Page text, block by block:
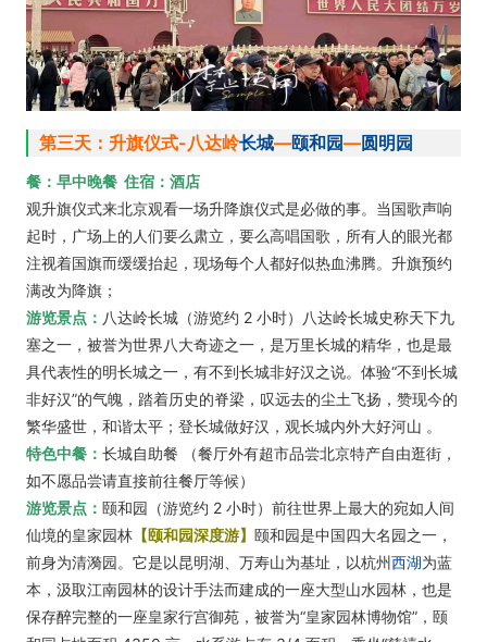
第三天：升旗仪式-八达岭长城—颐和园—圆明园
餐：早中晚餐 住宿：酒店
观升旗仪式来北京观看一场升降旗仪式是必做的事。当国歌声响
起时，广场上的人们要么肃立，要么高唱国歌，所有人的眼光都
注视着国旗而缓缓抬起，现场每个人都好似热血沸腾。升旗预约
满改为降旗；
游览景点： 八达岭长城（游览约 2 小时）
八达岭长城史称天下九
塞之一，被誉为世界八大奇迹之一，是万里长城的精华， 也是最
具代表性的明长城之一，有不到长城非好汉之说。体验“不到长城
非好汉”的气魄，踏着历史的脊梁，叹远去的尘土飞扬，赞现今的
繁华盛世，和谐太平；登长城做好汉，观长城内外大好河山 。
特色中餐： 长城自助餐 （餐厅外有超市品尝北京特产自由逛街，
如不愿品尝请直接前往餐厅等候）
游览景点： 颐和园（游览约 2 小时） 前往世界上最大的宛如人间
仙境的皇家园林 【颐和园深度游】 颐和园是中国四大名园之一，
前身为清漪园。它是以昆明湖、万寿山为基址，以杭州西湖为蓝
本， 汲取江南园林的设计手法而建成的一座大型山水园林，也是
保存醉完整的一座皇家行宫御苑，被誉为“皇家园林博物馆”，颐